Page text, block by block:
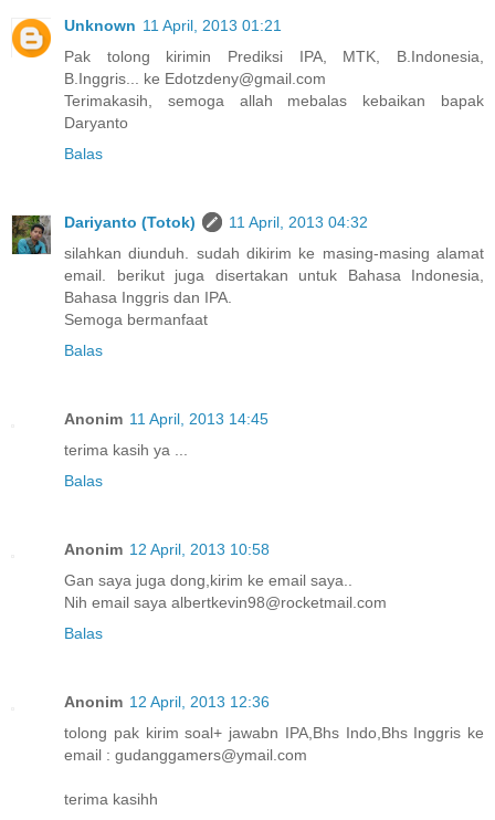
Unknown 11 April, 2013 01:21
Pak tolong kirimin Prediksi IPA, MTK, B.Indonesia,
B.Inggris... ke Edotzdeny@gmail.com
Terimakasih, semoga allah mebalas kebaikan bapak
Daryanto
Balas
Dariyanto (Totok)
11 April, 2013 04:32
silahkan diunduh. sudah dikirim ke masing-masing alamat
email. berikut juga disertakan untuk Bahasa Indonesia,
Bahasa Inggris dan IPA.
Semoga bermanfaat
Balas
Anonim 11 April, 2013 14:45
terima kasih ya ...
Balas
Anonim 12 April, 2013 10:58
Gan saya juga dong,kirim ke email saya..
Nih email saya albertkevin98@rocketmail.com
Balas
Anonim 12 April, 2013 12:36
tolong pak kirim soal+ jawabn IPA,Bhs Indo,Bhs Inggris ke
email : gudanggamers@ymail.com
terima kasihh